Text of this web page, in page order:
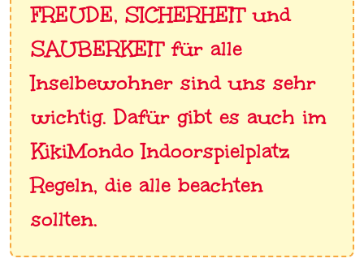
FREUDE, SICHERHEIT und
SAUBERKEIT für alle
Inselbewohner sind uns sehr
wichtig. Dafür gibt es auch im
KikiMondo Indoorspielplatz
Regeln, die alle beachten
sollten.